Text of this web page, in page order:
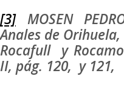
[3]MOSEN
Anales de
Rocafull y
II, pág. 120, y 121,